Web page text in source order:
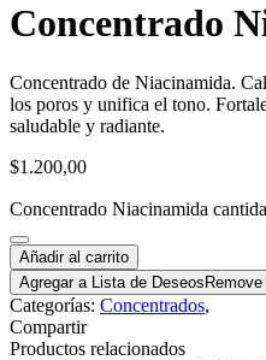
Concentrado
Concentrado de Niacinamida.
los poros y unifica el tono.
saludable y radiante.
$1.200,00
Concentrado Niacinamida
Añadir al carrito
Agregar a Lista de Deseos
Categorías: Concentrados,
Compartir
Productos relacionados